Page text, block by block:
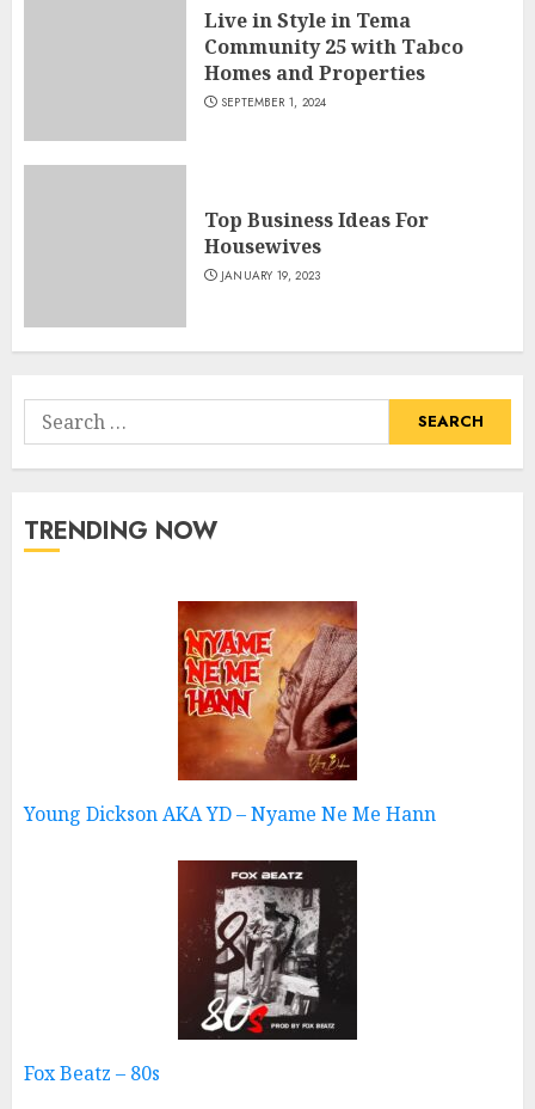
Live in Style in Tema
Community 25 with Tabco
Homes and Properties
SEPTEMBER 1, 2024
Top Business Ideas For
Housewives
JANUARY 19, 2023
Search
for:
TRENDING NOW
Young Dickson AKA YD – Nyame Ne Me Hann
Fox Beatz – 80s